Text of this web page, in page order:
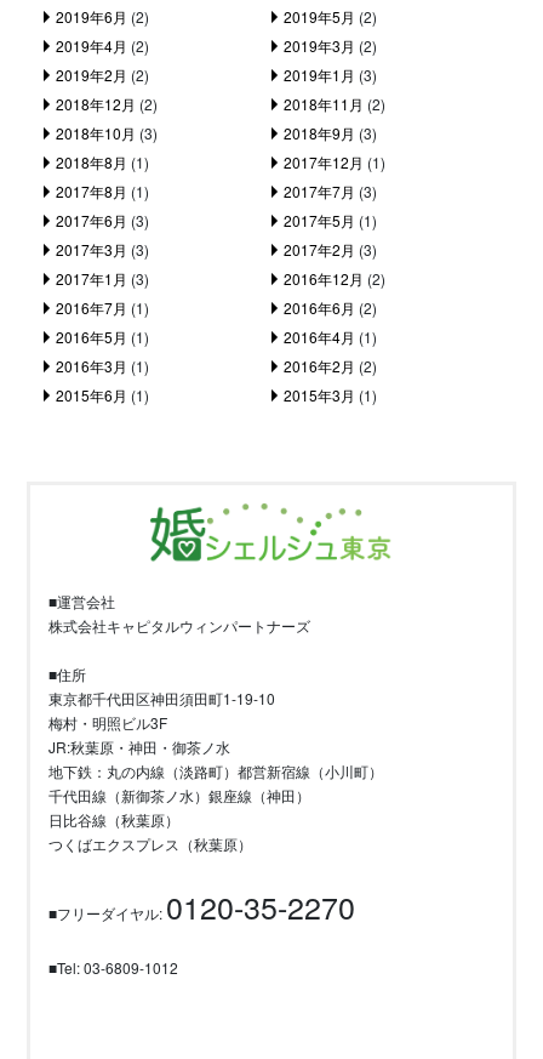
2019年6月 (2) 2019年5月 (2)
2019年4月 (2) 2019年3月 (2)
2019年2月 (2) 2019年1月 (3)
2018年12月 (2) 2018年11月 (2)
2018年10月 (3) 2018年9月 (3)
2018年8月 (1) 2017年12月 (1)
2017年8月 (1) 2017年7月 (3)
2017年6月 (3) 2017年5月 (1)
2017年3月 (3) 2017年2月 (3)
2017年1月 (3) 2016年12月 (2)
2016年7月 (1) 2016年6月 (2)
2016年5月 (1) 2016年4月 (1)
2016年3月 (1) 2016年2月 (2)
2015年6月 (1) 2015年3月 (1)
■運営会社
株式会社キャピタルウィンパートナーズ
■住所
東京都千代田区神田須田町1-19-10
梅村・明照ビル3F
JR:秋葉原・神田・御茶ノ水
地下鉄：丸の内線（淡路町）都営新宿線（小川町）
千代田線（新御茶ノ水）銀座線（神田）
日比谷線（秋葉原）
つくばエクスプレス（秋葉原）
■フリーダイヤル: 0120-35-2270
■Tel: 03-6809-1012